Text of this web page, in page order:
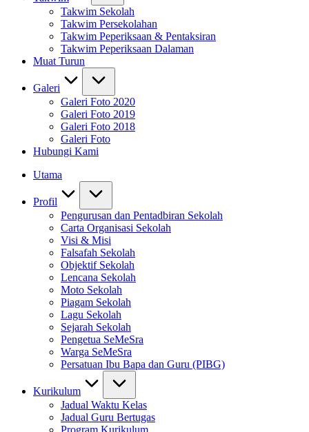
Takwim Sekolah
Takwim Persekolahan
Takwim Peperiksaan & Pentaksiran
Takwim Peperiksaan Dalaman
Muat Turun
Galeri
Galeri Foto 2020
Galeri Foto 2019
Galeri Foto 2018
Galeri Foto
Hubungi Kami
Utama
Profil
Pengurusan dan Pentadbiran Sekolah
Carta Organisasi Sekolah
Visi & Misi
Falsafah Sekolah
Objektif Sekolah
Lencana Sekolah
Moto Sekolah
Piagam Sekolah
Lagu Sekolah
Sejarah Sekolah
Pengetua SeMeSra
Warga SeMeSra
Persatuan Ibu Bapa dan Guru (PIBG)
Kurikulum
Jadual Waktu Kelas
Jadual Guru Bertugas
Program Kurikulum